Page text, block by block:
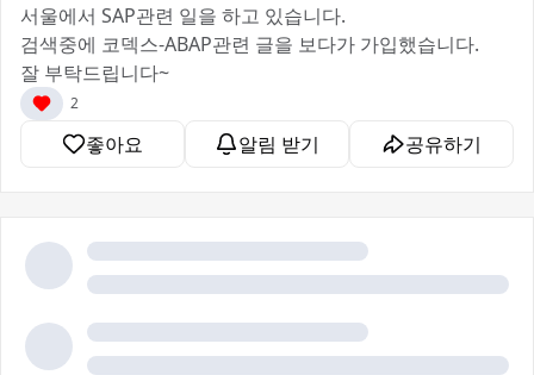
서울에서 SAP관련 일을 하고 있습니다.
검색중에 코덱스-ABAP관련 글을 보다가 가입했습니다.
잘 부탁드립니다~
2
좋아요 알림 받기 공유하기